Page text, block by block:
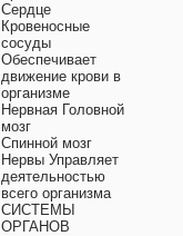
Сердце
Кровеносные
сосуды
Обеспечивает
движение крови в
организме
Нервная Головной
мозг
Спинной мозг
Нервы Управляет
деятельностью
всего организма
СИСТЕМЫ
ОРГАНОВ